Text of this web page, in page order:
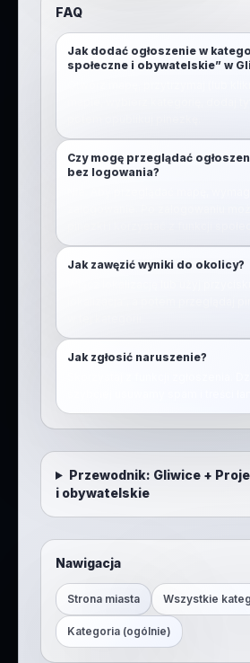
FAQ
Jak dodać ogłoszenie w
społeczne i obywatelskie” w
Czy mogę przeglądać
bez logowania?
Jak zawęzić wyniki do okolicy?
Jak zgłosić naruszenie?
Przewodnik: Gliwice+
i obywatelskie
Nawigacja
Strona miasta Wszystkie
Kategoria (ogólnie)